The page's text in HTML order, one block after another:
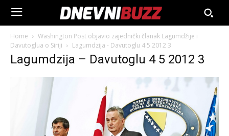
Home
Washington Post objavio zajednički članak Lagumdžije i
Davutoglua o Siriji
Lagumdzija - Davutoglu 4 5 2012 3
Lagumdzija – Davutoglu 4 5 2012 3